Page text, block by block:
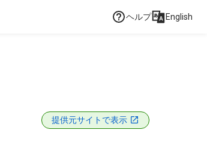
ヘルプ English
提供元サイトで表示